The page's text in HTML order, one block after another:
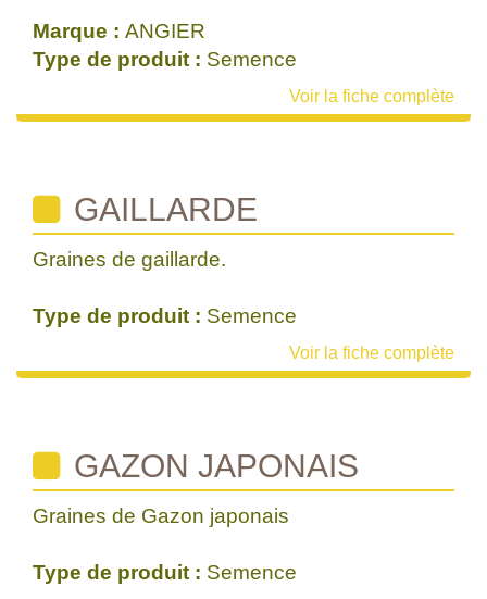
Marque : ANGIER
Type de produit : Semence
Voir la fiche complète
GAILLARDE
Graines de gaillarde.
Type de produit : Semence
Voir la fiche complète
GAZON JAPONAIS
Graines de Gazon japonais
Type de produit : Semence